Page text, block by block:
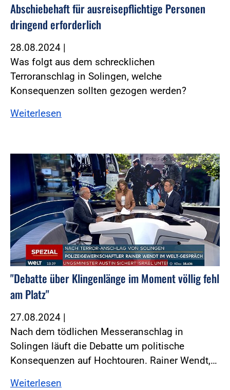
Abschiebehaft für ausreisepflichtige Personen
dringend erforderlich
28.08.2024 |
Was folgt aus dem schrecklichen
Terroranschlag in Solingen, welche
Konsequenzen sollten gezogen werden?
Weiterlesen
Foto:Foto: Screenshot WELT TV
"Debatte über Klingenlänge im Moment völlig fehl
am Platz"
27.08.2024 |
Nach dem tödlichen Messeranschlag in
Solingen läuft die Debatte um politische
Konsequenzen auf Hochtouren. Rainer Wendt,…
Weiterlesen